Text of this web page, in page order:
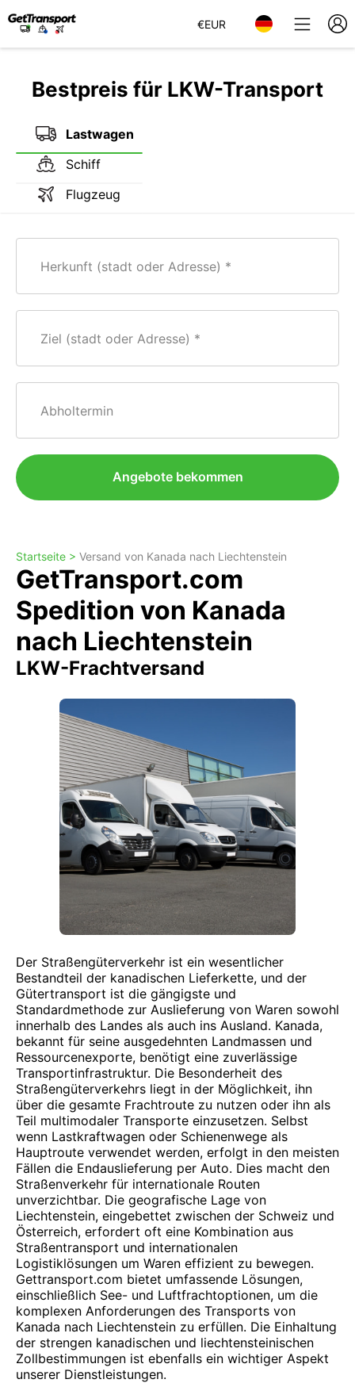
€EUR
Bestpreis für LKW-Transport
Lastwagen
Schiff
Flugzeug
Herkunft (stadt oder Adresse)
Ziel (stadt oder Adresse)
Abholtermin
Angebote bekommen
Startseite > Versand von Kanada nach Liechtenstein
GetTransport.com
Spedition von Kanada
nach Liechtenstein
LKW-Frachtversand
Der Straßengüterverkehr ist ein wesentlicher
Bestandteil der kanadischen Lieferkette, und der
Gütertransport ist die gängigste und
Standardmethode zur Auslieferung von Waren sowohl
innerhalb des Landes als auch ins Ausland. Kanada,
bekannt für seine ausgedehnten Landmassen und
Ressourcenexporte, benötigt eine zuverlässige
Transportinfrastruktur. Die Besonderheit des
Straßengüterverkehrs liegt in der Möglichkeit, ihn
über die gesamte Frachtroute zu nutzen oder ihn als
Teil multimodaler Transporte einzusetzen. Selbst
wenn Lastkraftwagen oder Schienenwege als
Hauptroute verwendet werden, erfolgt in den meisten
Fällen die Endauslieferung per Auto. Dies macht den
Straßenverkehr für internationale Routen
unverzichtbar. Die geografische Lage von
Liechtenstein, eingebettet zwischen der Schweiz und
Österreich, erfordert oft eine Kombination aus
Straßentransport und internationalen
Logistiklösungen um Waren effizient zu bewegen.
Gettransport.com bietet umfassende Lösungen,
einschließlich See- und Luftfrachtoptionen, um die
komplexen Anforderungen des Transports von
Kanada nach Liechtenstein zu erfüllen. Die Einhaltung
der strengen kanadischen und liechtensteinischen
Zollbestimmungen ist ebenfalls ein wichtiger Aspekt
unserer Dienstleistungen.